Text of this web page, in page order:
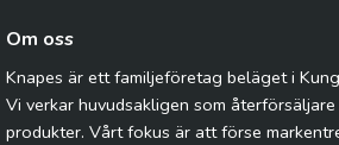
Om oss
Knapes är ett familjeföretag beläget i
Vi verkar huvudsakligen som
produkter. Vårt fokus är att förse